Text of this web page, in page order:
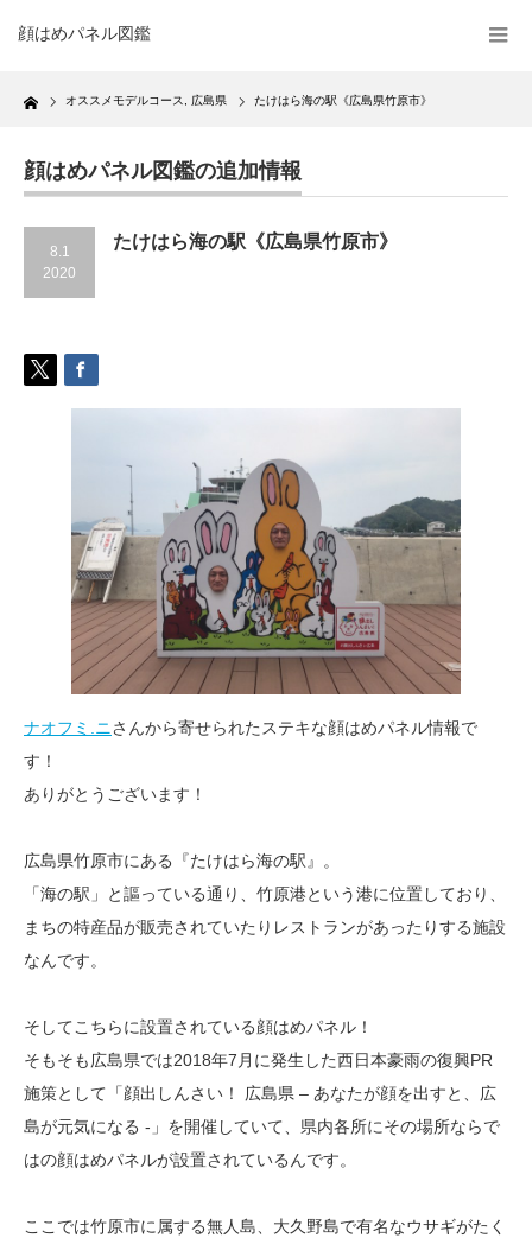
顔はめパネル図鑑
Home オススメモデルコース 広島県 たけはら海の駅《広島県竹原市》
顔はめパネル図鑑の追加情報
8.1
2020
たけはら海の駅《広島県竹原市》
ナオフミ.ニさんから寄せられたステキな顔はめパネル情報で
す！
ありがとうございます！
広島県竹原市にある『たけはら海の駅』。
「海の駅」と謳っている通り、竹原港という港に位置しており、
まちの特産品が販売されていたりレストランがあったりする施設
なんです。
そしてこちらに設置されている顔はめパネル！
そもそも広島県では2018年7月に発生した西日本豪雨の復興PR
施策として「顔出しんさい！ 広島県 – あなたが顔を出すと、広
島が元気になる -」を開催していて、県内各所にその場所ならで
はの顔はめパネルが設置されているんです。
ここでは竹原市に属する無人島、大久野島で有名なウサギがたく